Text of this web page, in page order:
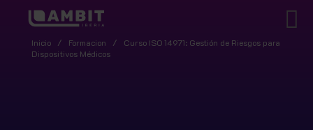
Inicio / Formacion /
Curso ISO 14971: Gestión de Riesgos para
Dispositivos Médicos